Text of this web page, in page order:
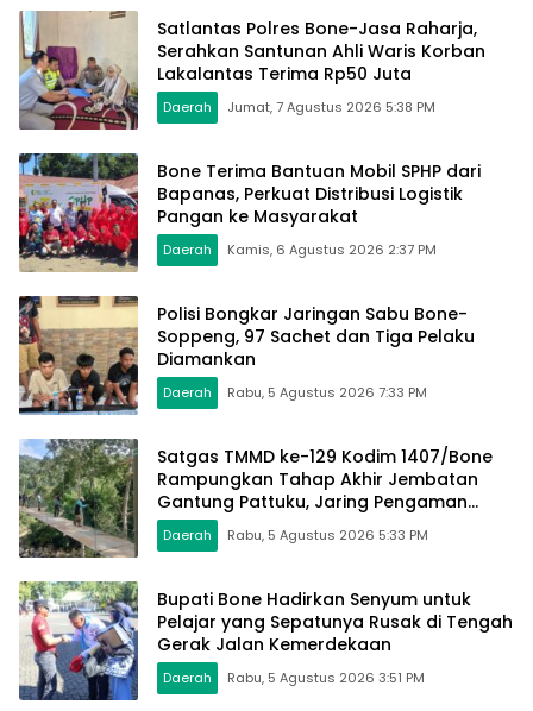
Satlantas Polres Bone-Jasa Raharja,
Serahkan Santunan Ahli Waris Korban
Lakalantas Terima Rp50 Juta
Daerah Jumat, 7 Agustus 2026 5:38 PM
Bone Terima Bantuan Mobil SPHP dari
Bapanas, Perkuat Distribusi Logistik
Pangan ke Masyarakat
Daerah Kamis, 6 Agustus 2026 2:37 PM
Polisi Bongkar Jaringan Sabu Bone-
Soppeng, 97 Sachet dan Tiga Pelaku
Diamankan
Daerah Rabu, 5 Agustus 2026 7:33 PM
Satgas TMMD ke-129 Kodim 1407/Bone
Rampungkan Tahap Akhir Jembatan
Gantung Pattuku, Jaring Pengaman
Mulai Terpasang
Daerah Rabu, 5 Agustus 2026 5:33 PM
Bupati Bone Hadirkan Senyum untuk
Pelajar yang Sepatunya Rusak di Tengah
Gerak Jalan Kemerdekaan
Daerah Rabu, 5 Agustus 2026 3:51 PM